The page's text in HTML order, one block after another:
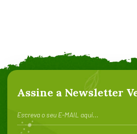
Assine a Newsletter